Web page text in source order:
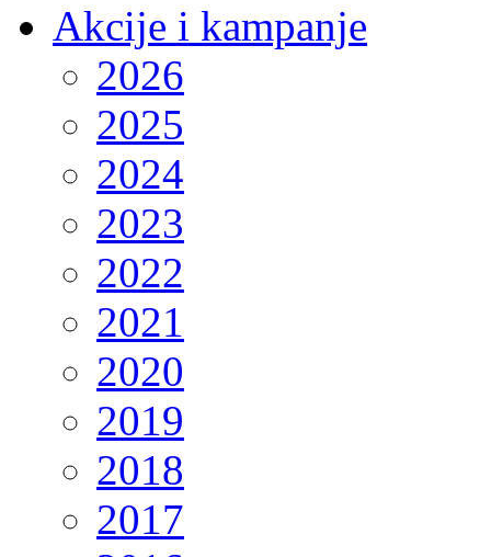
Akcije i kampanje
2026
2025
2024
2023
2022
2021
2020
2019
2018
2017